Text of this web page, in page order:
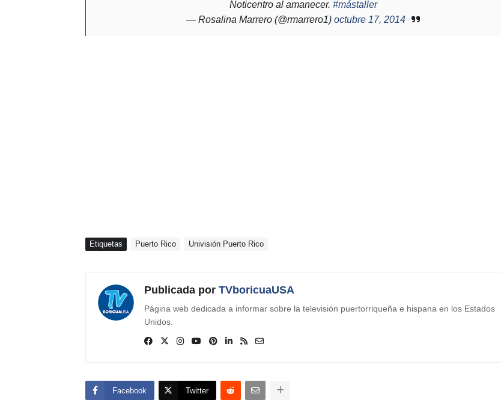
Noticentro al amanecer. #mástaller
— Rosalina Marrero (@rmarrero1) octubre 17, 2014
Etiquetas Puerto Rico Univisión Puerto Rico
Publicada por TVboricuaUSA
Página web dedicada a informar sobre la televisión puertorriqueña e hispana en los Estados
Unidos.
Facebook Twitter